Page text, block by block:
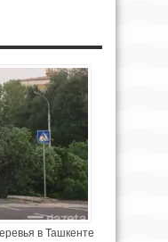
в Ташкенте